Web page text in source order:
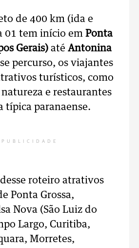
de 400 km (ida e
01 tem início em Ponta
Gerais) até Antonina
percurso, os viajantes
turísticos, como
e restaurantes
típica paranaense.
PUBLICIDADE
roteiro atrativos
Ponta Grossa,
Nova (São Luiz do
Largo, Curitiba,
Morretes,